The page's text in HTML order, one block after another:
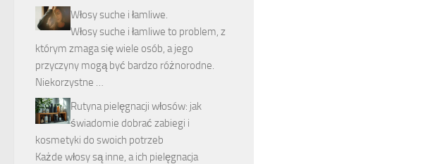
Włosy suche i łamliwe.
Włosy suche i łamliwe to problem, z
którym zmaga się wiele osób, a jego
przyczyny mogą być bardzo różnorodne.
Niekorzystne …
Rutyna pielęgnacji włosów: jak
świadomie dobrać zabiegi i
kosmetyki do swoich potrzeb
Każde włosy są inne, a ich pielęgnacja